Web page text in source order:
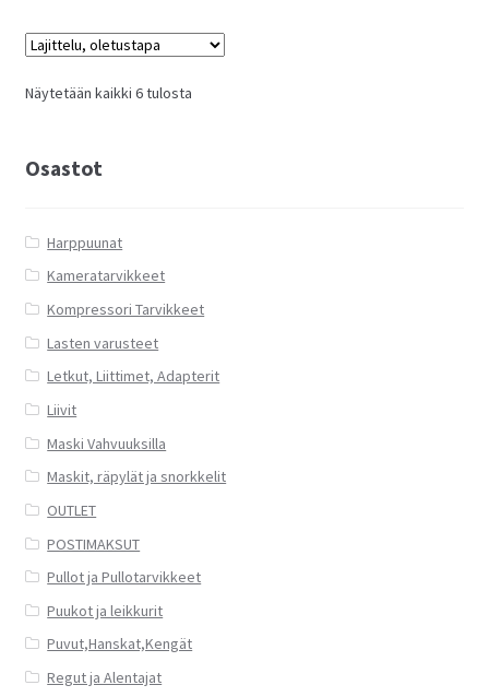
Näytetään kaikki 6 tulosta
Osastot
Harppuunat
Kameratarvikkeet
Kompressori Tarvikkeet
Lasten varusteet
Letkut, Liittimet, Adapterit
Liivit
Maski Vahvuuksilla
Maskit, räpylät ja snorkkelit
OUTLET
POSTIMAKSUT
Pullot ja Pullotarvikkeet
Puukot ja leikkurit
Puvut,Hanskat,Kengät
Regut ja Alentajat